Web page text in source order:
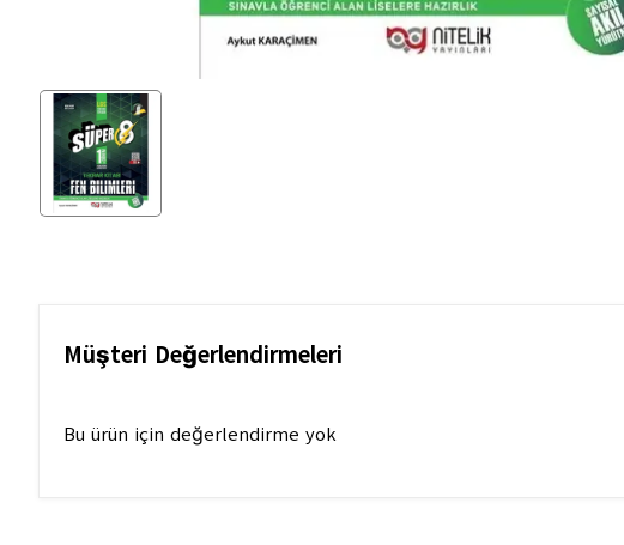
Müşteri Değerlendirmeleri
Bu ürün için değerlendirme yok